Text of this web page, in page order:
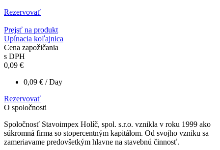
Rezervovať
Prejsť na produkt
Upínacia koľajnica
Cena zapožičania
s DPH
0,09 €
0,09 € / Day
Rezervovať
O spoločnosti
Spoločnosť Stavoimpex Holíč, spol. s.r.o. vznikla v roku 1999 ako
súkromná firma so stopercentným kapitálom. Od svojho vzniku sa
zameriavame predovšetkým hlavne na stavebnú činnosť.